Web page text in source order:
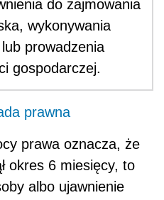
do zajmowania
wykonywania
prowadzenia
gospodarczej.
prawna
prawa oznacza, że
okres 6 miesięcy, to
albo ujawnienie